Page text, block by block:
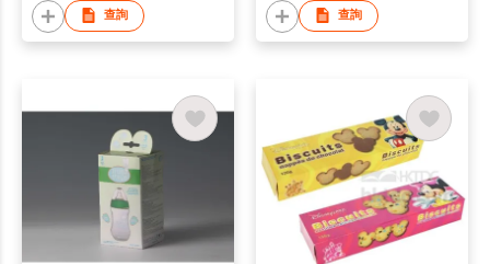
查詢 查詢